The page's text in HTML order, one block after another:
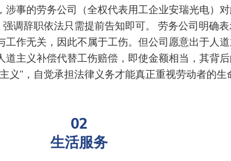
事的劳务公司（全权代表用工企业安瑞光电）对
调辞职依法只需提前告知即可。 劳务公司明确
工作无关，因此不属于工伤。但公司愿意出于人
道主义补偿代替工伤赔偿，即使金额相当，其背
义”，自觉承担法律义务才能真正重视劳动者的生
02
生活服务